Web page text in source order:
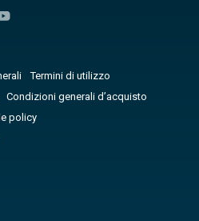
Termini di utilizzo
Condizioni generali d’acquisto
policy